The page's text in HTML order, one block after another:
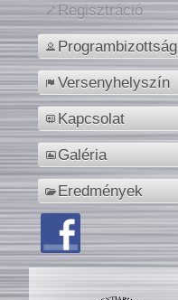
Regisztráció
Programbizottság
Versenyhelyszín
Kapcsolat
Galéria
Eredmények